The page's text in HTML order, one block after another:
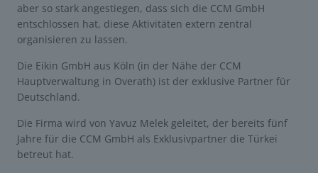
aber so stark angestiegen, dass sich die CCM GmbH
entschlossen hat, diese Aktivitäten extern zentral
organisieren zu lassen.
Die Eikin GmbH aus Köln (in der Nähe der CCM
Hauptverwaltung in Overath) ist der exklusive Partner für
Deutschland.
Die Firma wird von Yavuz Melek geleitet, der bereits fünf
Jahre für die CCM GmbH als Exklusivpartner die Türkei
betreut hat.